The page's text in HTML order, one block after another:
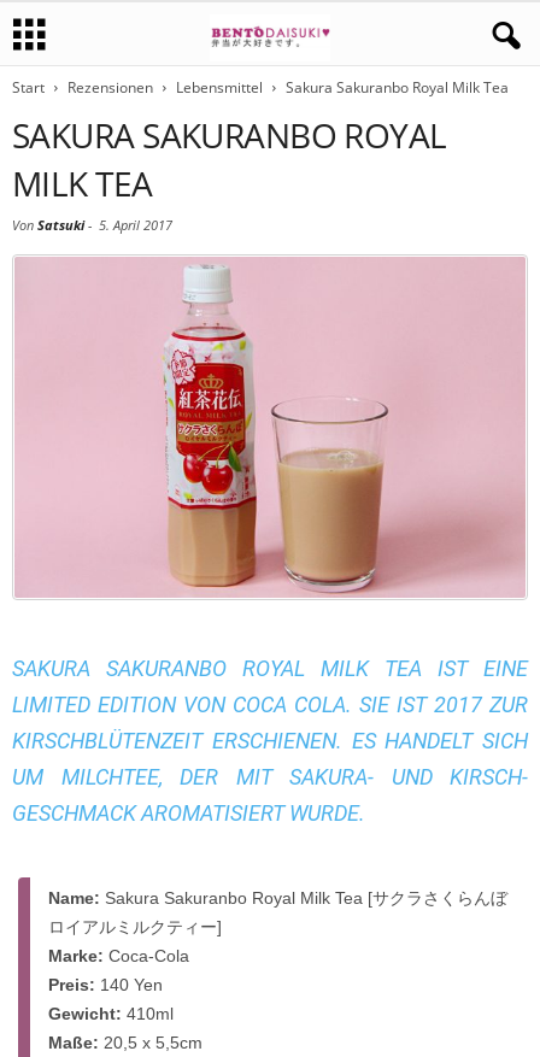
Start Rezensionen Lebensmittel Sakura Sakuranbo Royal Milk Tea
SAKURA SAKURANBO ROYAL
MILK TEA
Von Satsuki- 5. April 2017
SAKURA SAKURANBO ROYAL MILK TEA IST EINE
LIMITED EDITION VON COCA COLA. SIE IST 2017 ZUR
KIRSCHBLÜTENZEIT ERSCHIENEN. ES HANDELT SICH
UM MILCHTEE, DER MIT SAKURA- UND KIRSCH-
GESCHMACK AROMATISIERT WURDE.
Name: Sakura Sakuranbo Royal Milk Tea [サクラさくらんぼ
ロイアルミルクティー]
Marke: Coca-Cola
Preis: 140 Yen
Gewicht: 410ml
Maße: 20,5 x 5,5cm